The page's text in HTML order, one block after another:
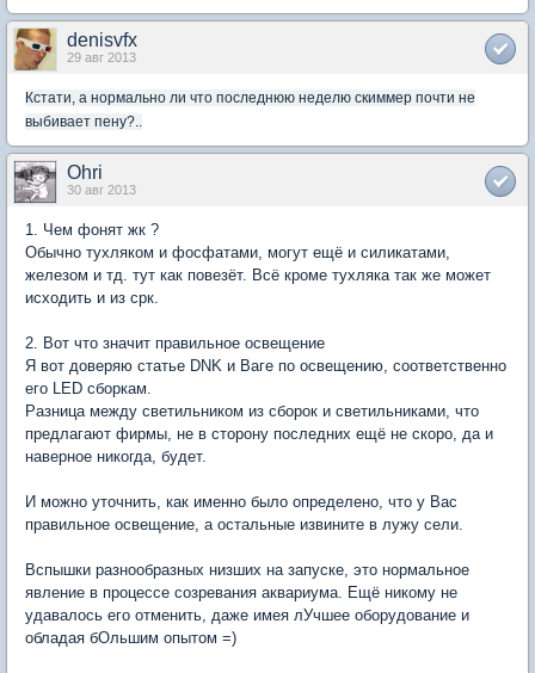
denisvfx
29 авг 2013
Кстати, а нормально ли что последнюю неделю скиммер почти не
выбивает пену?..
Ohri
30 авг 2013
1. Чем фонят жк ?
Обычно тухляком и фосфатами, могут ещё и силикатами,
железом и тд. тут как повезёт. Всё кроме тухляка так же может
исходить и из срк.
2. Вот что значит правильное освещение
Я вот доверяю статье DNK и Ваге по освещению, соответственно
его LED сборкам.
Разница между светильником из сборок и светильниками, что
предлагают фирмы, не в сторону последних ещё не скоро, да и
наверное никогда, будет.
И можно уточнить, как именно было определено, что у Вас
правильное освещение, а остальные извините в лужу сели.
Вспышки разнообразных низших на запуске, это нормальное
явление в процессе созревания аквариума. Ещё никому не
удавалось его отменить, даже имея лУчшее оборудование и
обладая бОльшим опытом =)